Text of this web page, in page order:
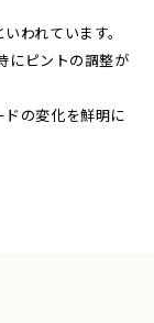
われています。
にピントの調整が
ドの変化を鮮明に